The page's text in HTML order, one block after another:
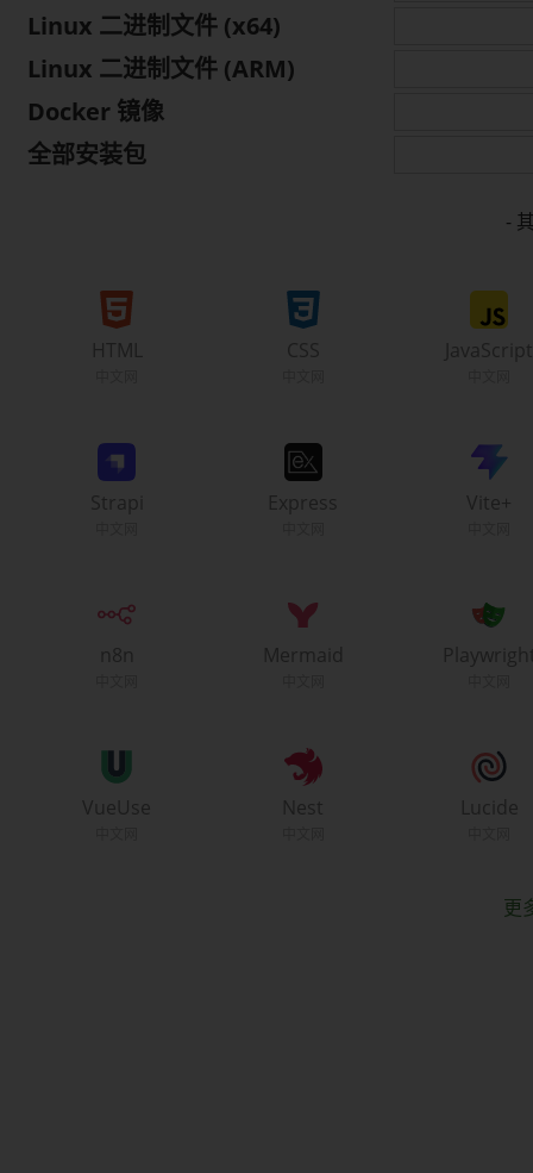
Linux 二进制文件 (x64)
Linux 二进制文件 (ARM)
Docker 镜像
全部安装包
-
HTML CSS JavaScript
Strapi Express Vite+
n8n Mermaid
VueUse Nest Lucide
更